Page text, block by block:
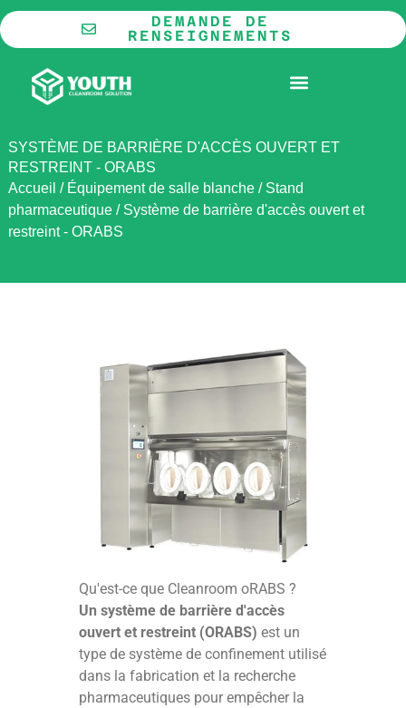
Aller
au
contenu
DEMANDE DE
RENSEIGNEMENTS
SYSTÈME DE BARRIÈRE D'ACCÈS OUVERT ET
RESTREINT - ORABS
Accueil / Équipement de salle blanche/ Stand
pharmaceutique/ Système de barrière d'accès ouvert et
restreint - ORABS
Qu'est-ce que Cleanroom oRABS ?
Un système de barrière d'accès
ouvert et restreint (ORABS) est un
type de système de confinement utilisé
dans la fabrication et la recherche
pharmaceutiques pour empêcher la